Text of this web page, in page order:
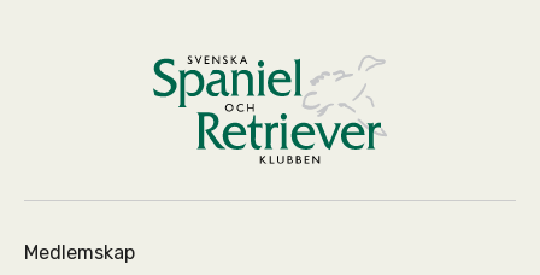
Medlemskap